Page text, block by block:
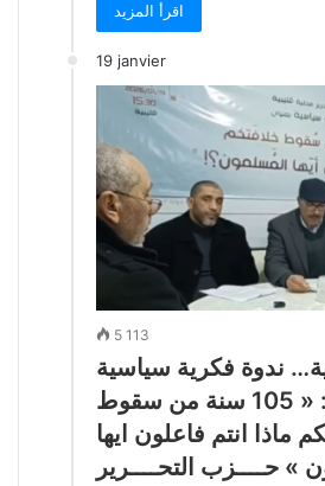
اقرأ المزيد
19 janvier
5 113
ندوة فكرية سياسية
بعنوان: « 105 سنة من سقوط
ماذا انتم فاعلون ايها
» حــــزب التحــــرير